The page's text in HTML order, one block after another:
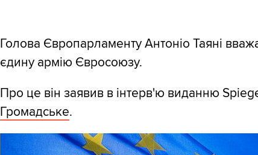
Голова Європарламенту Антоніо Таяні
єдину армію Євросоюзу.
Про це він заявив в інтерв'ю виданню
Громадське.